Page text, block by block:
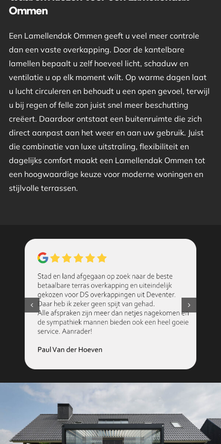
Ommen
Een Lamellendak Ommen geeft u veel meer controle
dan een vaste overkapping. Door de kantelbare
lamellen bepaalt u zelf hoeveel licht, schaduw en
ventilatie u op elk moment wilt. Op warme dagen laat
u lucht circuleren en behoudt u een open gevoel, terwijl
u bij regen of felle zon juist snel meer beschutting
creëert. Daardoor ontstaat een buitenruimte die zich
direct aanpast aan het weer en aan uw gebruik. Juist
die combinatie van luxe uitstraling, flexibiliteit en
dagelijks comfort maakt een Lamellendak Ommen tot
een hoogwaardige keuze voor moderne woningen en
stijlvolle terrassen.